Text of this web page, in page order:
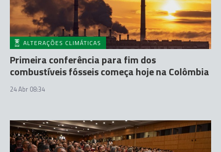
ALTERAÇÕES CLIMÁTICAS
Primeira conferência para fim dos
combustíveis fósseis começa hoje na Colômbia
24 Abr 08:34